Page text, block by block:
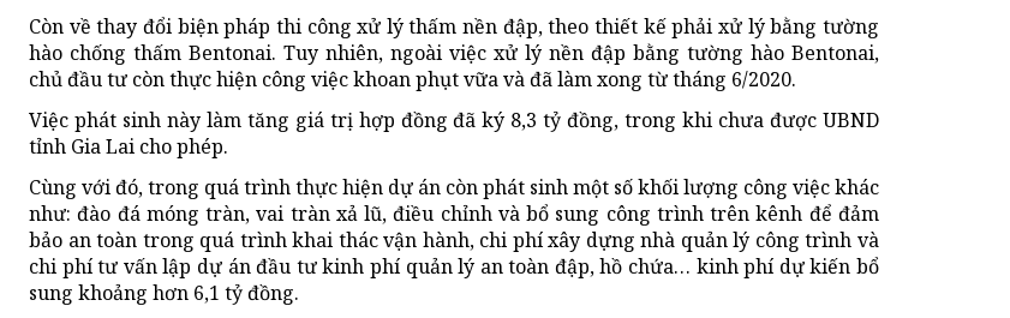
Còn về thay đổi biện pháp thi công xử lý thấm nền đập, theo thiết kế phải xử lý bằng tường
hào chống thấm Bentonai. Tuy nhiên, ngoài việc xử lý nền đập bằng tường hào Bentonai,
chủ đầu tư còn thực hiện công việc khoan phụt vữa và đã làm xong từ tháng 6/2020.
Việc phát sinh này làm tăng giá trị hợp đồng đã ký 8,3 tỷ đồng, trong khi chưa được UBND
tỉnh Gia Lai cho phép.
Cùng với đó, trong quá trình thực hiện dự án còn phát sinh một số khối lượng công việc khác
như: đào đá móng tràn, vai tràn xả lũ, điều chỉnh và bổ sung công trình trên kênh để đảm
bảo an toàn trong quá trình khai thác vận hành, chi phí xây dựng nhà quản lý công trình và
chi phí tư vấn lập dự án đầu tư kinh phí quản lý an toàn đập, hồ chứa… kinh phí dự kiến bổ
sung khoảng hơn 6,1 tỷ đồng.